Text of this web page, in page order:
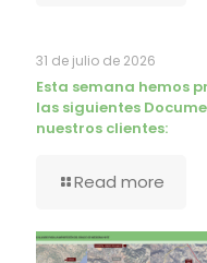
31 de julio de 2026
Esta semana hemos
las siguientes
nuestros clientes:
Read more